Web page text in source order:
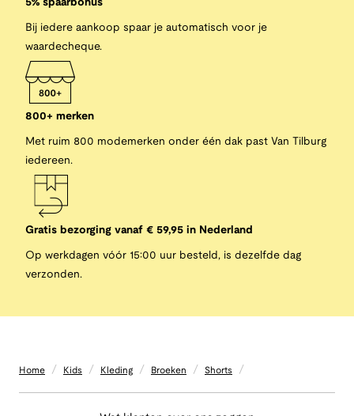
5% spaarbonus
Bij iedere aankoop spaar je automatisch voor je
waardecheque.
800+ merken
Met ruim 800 modemerken onder één dak past Van Tilburg
iedereen.
Gratis bezorging vanaf € 59,95 in Nederland
Op werkdagen vóór 15:00 uur besteld, is dezelfde dag
verzonden.
Home / Kids / Kleding / Broeken / Shorts /